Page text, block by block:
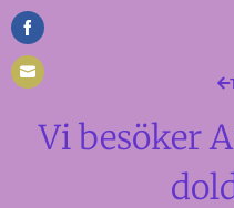
Vi besöker
Share
on
Email